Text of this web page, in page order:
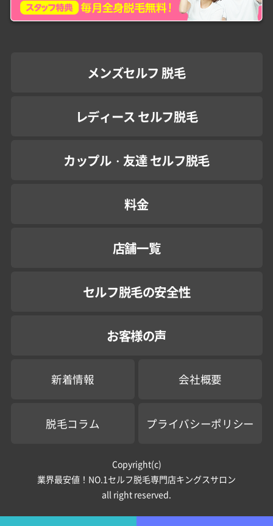
メンズセルフ 脱毛
レディース セルフ脱毛
カップル・友達 セルフ脱毛
料金
店舗一覧
セルフ脱毛の安全性
お客様の声
新着情報 会社概要
脱毛コラム プライバシーポリシー
Copyright(c)
業界最安値！NO.1セルフ脱毛専門店キングスサロン
all right reserved.